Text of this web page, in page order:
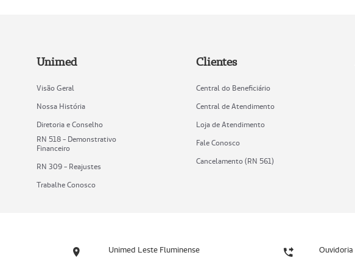
Unimed
Visão Geral
Nossa História
Diretoria e Conselho
RN 518 - Demonstrativo
Financeiro
RN 309 - Reajustes
Trabalhe Conosco
Clientes
Central do Beneficiário
Central de Atendimento
Loja de Atendimento
Fale Conosco
Cancelamento (RN 561)
Unimed Leste Fluminense Ouvidoria